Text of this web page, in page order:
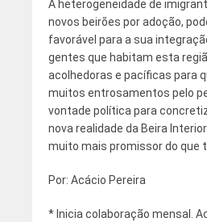
A heterogeneidade de
novos beirões por adoção,
favorável para a sua
gentes que habitam esta
acolhedoras e pacíficas para
muitos entrosamentos pelo
vontade política para
nova realidade da Beira
muito mais promissor do que
Por: Acácio Pereira
* Inicia colaboração mensal.